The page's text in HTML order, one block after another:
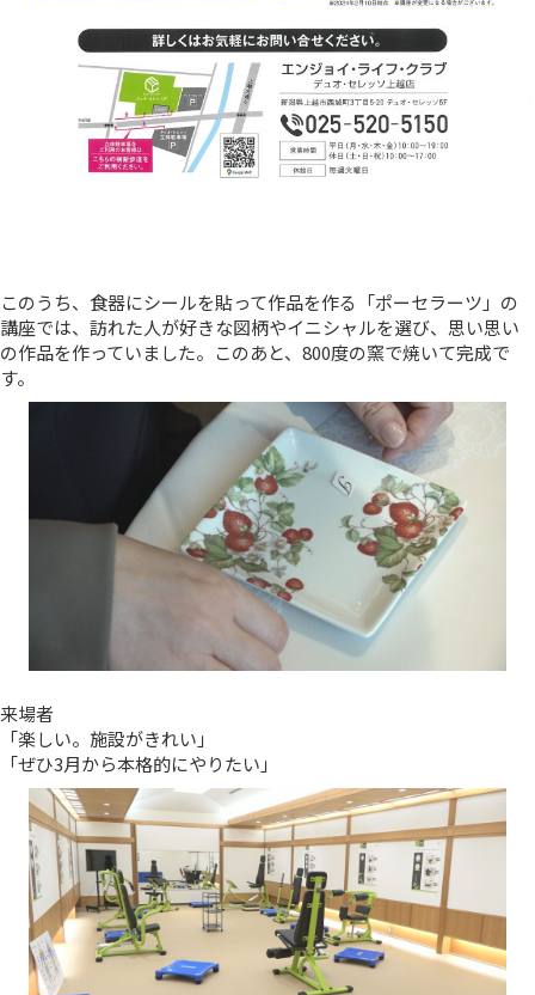
このうち、食器にシールを貼って作品を作る「ポーセラーツ」の
講座では、訪れた人が好きな図柄やイニシャルを選び、思い思い
の作品を作っていました。このあと、800度の窯で焼いて完成で
す。
来場者
「楽しい。施設がきれい」
「ぜひ3月から本格的にやりたい」